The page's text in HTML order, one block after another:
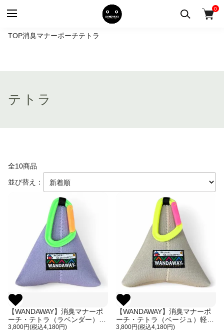
0
TOP消臭マナーポーチテトラ
テトラ
全10商品
並び替え：
【WANDAWAY】消臭マナーポ
ーチ・テトラ（ラベンダー）軽
量で伸縮性・防水性・耐久性に
3,800円(税込4,180円)
【WANDAWAY】消臭マナーポ
ーチ・テトラ（ベージュ）軽量
で伸縮性・防水性・耐久性に優
3,800円(税込4,180円)